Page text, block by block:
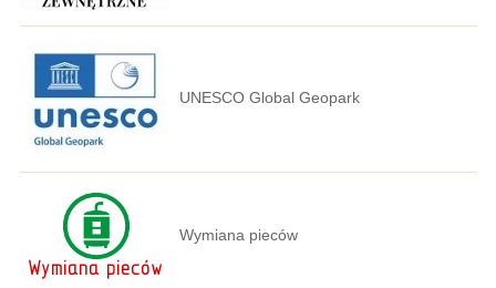
UNESCO Global Geopark
Wymiana pieców